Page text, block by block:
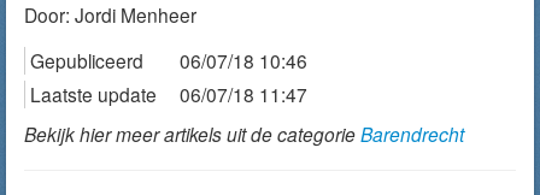
Door: Jordi Menheer
Gepubliceerd
06/07/18 10:46
Laatste update
06/07/18 11:47
Bekijk hier meer artikels uit de categorieBarendrecht